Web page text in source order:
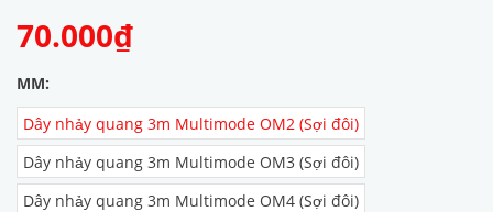
70.000₫
MM:
Dây nhảy quang 3m Multimode OM2 (Sợi đôi)
Dây nhảy quang 3m Multimode OM3 (Sợi đôi)
Dây nhảy quang 3m Multimode OM4 (Sợi đôi)